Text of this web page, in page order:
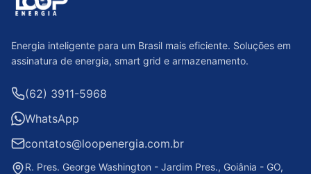
Energia inteligente para um Brasil mais eficiente. Soluções em
assinatura de energia, smart grid e armazenamento.
(62) 3911-5968
WhatsApp
contatos@loopenergia.com.br
R. Pres. George Washington - Jardim Pres., Goiânia - GO,